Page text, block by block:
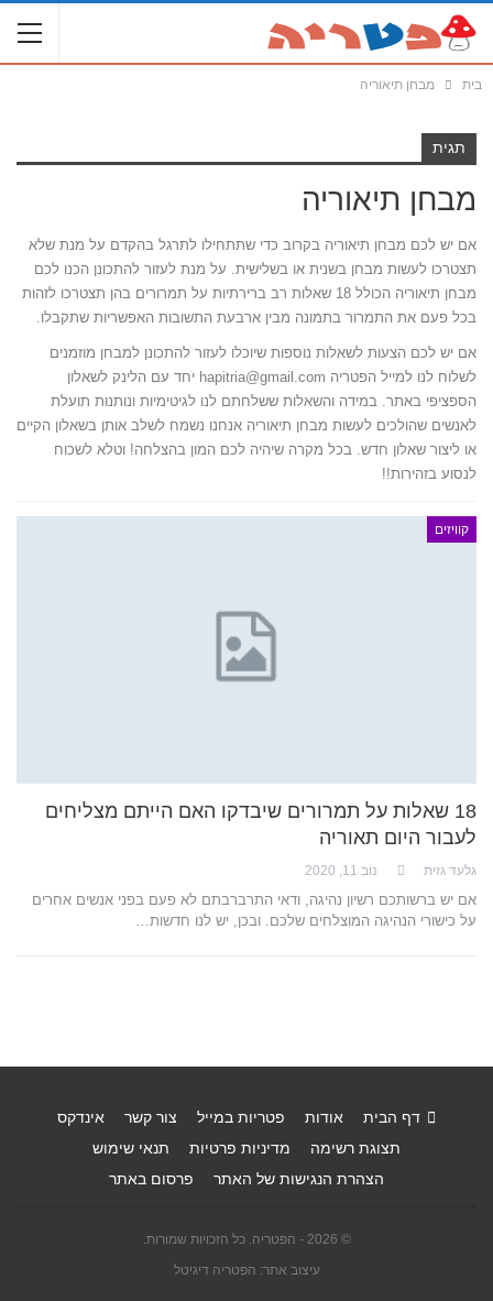
בית מבחן תיאוריה
תגית
מבחן תיאוריה
אם יש לכם מבחן תיאוריה בקרוב כדי שתתחילו לתרגל בהקדם על מנת שלא
תצטרכו לעשות מבחן בשנית או בשלישית. על מנת לעזור להתכונן הכנו לכם
מבחן תיאוריה הכולל 18 שאלות רב ברירתיות על תמרורים בהן תצטרכו לזהות
בכל פעם את התמרור בתמונה מבין ארבעת התשובות האפשריות שתקבלו.
אם יש לכם הצעות לשאלות נוספות שיוכלו לעזור להתכונן למבחן מוזמנים
לשלוח לנו למייל הפטריה hapitria@gmail.com יחד עם הלינק לשאלון
הספציפי באתר. במידה והשאלות ששלחתם לנו לגיטימיות ונותנות תועלת
לאנשים שהולכים לעשות מבחן תיאוריה אנחנו נשמח לשלב אותן בשאלון הקיים
או ליצור שאלון חדש. בכל מקרה שיהיה לכם המון בהצלחה! וטלא לשכוח
לנסוע בזהירות!!
קוויזים
18 שאלות על תמרורים שיבדקו האם הייתם מצליחים
לעבור היום תאוריה
גלעד גזית נוב 11, 2020
אם יש ברשותכם רשיון נהיגה, ודאי התרברבתם לא פעם בפני אנשים אחרים
על כישורי הנהיגה המוצלחים שלכם. ובכן, יש לנו חדשות…
דף הבית אודות פטריות במייל צור קשר
אינדקס
תצוגת רשימה
מדיניות פרטיות
תנאי שימוש
הצהרת הנגישות של האתר
פרסום באתר
© 2026 - הפטריה. כל הזכויות שמורות.
עיצוב אתר: הפטריה דיגיטל